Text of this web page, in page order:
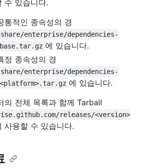
수 있습니다.
통적인 종속성의 경
enterprise/dependencies-
base.tar.gz 에 있습니다.
정 종속성의 경
enterprise/dependencies-
<platform>.tar.gz 에 있습니다.
의 전체 목록과 함께 Tarball
releases/<version>
사용할 수 있습니다.